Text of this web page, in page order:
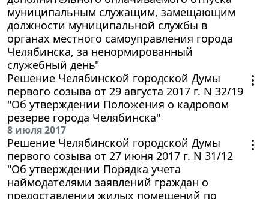
муниципальным служащим, замещающим
должности муниципальной службы в
органах местного самоуправления города
Челябинска, за ненормированный
служебный день"
Решение Челябинской городской Думы
первого созыва от 29 августа 2017 г. N 32/19
"Об утверждении Положения о кадровом
резерве города Челябинска"
8 июля 2017
Решение Челябинской городской Думы
первого созыва от 27 июня 2017 г. N 31/12
"Об утверждении Порядка учета
наймодателями заявлений граждан о
предоставлении жилых помещений по